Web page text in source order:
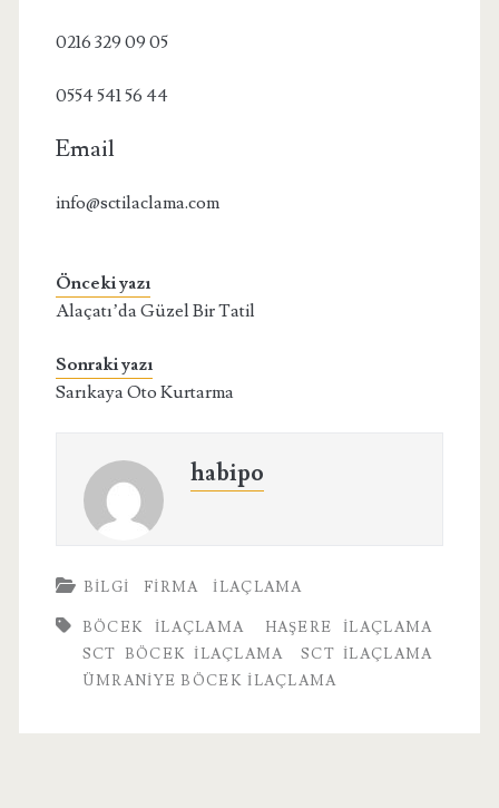
0216 329 09 05
0554 541 56 44
Email
info@sctilaclama.com
Önceki yazı
Alaçatı’da Güzel Bir Tatil
Sonraki yazı
Sarıkaya Oto Kurtarma
habipo
BILGI FIRMA İLAÇLAMA
BÖCEK ILAÇLAMA
HAŞERE ILAÇLAMA
SCT BÖCEK İLAÇLAMA
SCT ILAÇLAMA
ÜMRANIYE BÖCEK ILAÇLAMA